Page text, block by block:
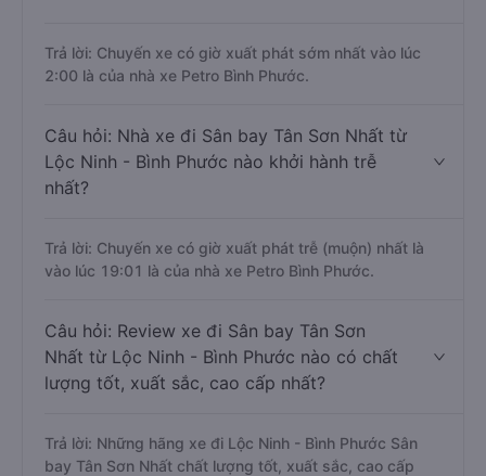
Trả lời: Chuyến xe có giờ xuất phát sớm nhất vào lúc
2:00 là của nhà xe Petro Bình Phước.
Câu hỏi: Nhà xe đi Sân bay Tân Sơn Nhất từ
Lộc Ninh - Bình Phước nào khởi hành trễ
nhất?
Trả lời: Chuyến xe có giờ xuất phát trễ (muộn) nhất là
vào lúc 19:01 là của nhà xe Petro Bình Phước.
Câu hỏi: Review xe đi Sân bay Tân Sơn
Nhất từ Lộc Ninh - Bình Phước nào có chất
lượng tốt, xuất sắc, cao cấp nhất?
Trả lời: Những hãng xe đi Lộc Ninh - Bình Phước Sân
bay Tân Sơn Nhất chất lượng tốt, xuất sắc, cao cấp